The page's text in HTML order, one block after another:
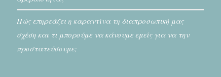
Πώς επηρεάζει η καραντίνα τη διαπροσωπική μας
σχέση και τι μπορούμε να κάνουμε εμείς για να την
προστατεύσουμε;